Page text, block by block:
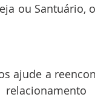
ou Santuário,
ajude a